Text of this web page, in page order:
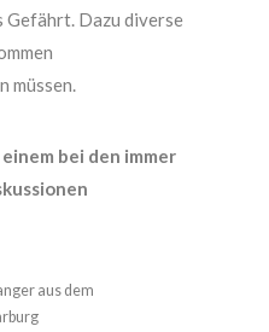
Gefährt. Dazu diverse
müssen.
bei den immer